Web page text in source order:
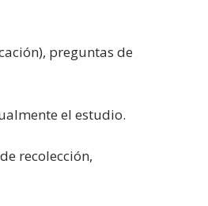
preguntas de
el estudio.
recolección,